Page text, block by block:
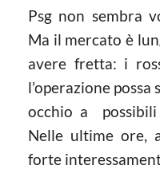
Psg non sembra
Ma il mercato è
avere fretta: i
l’operazione
occhio a
Nelle ultime ore,
forte